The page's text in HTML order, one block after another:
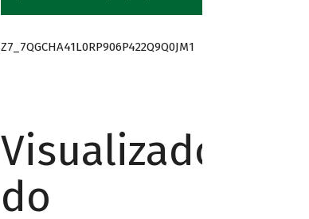
Z7_7QGCHA41L0RP906P422Q9Q0JM1
Visualizador
do